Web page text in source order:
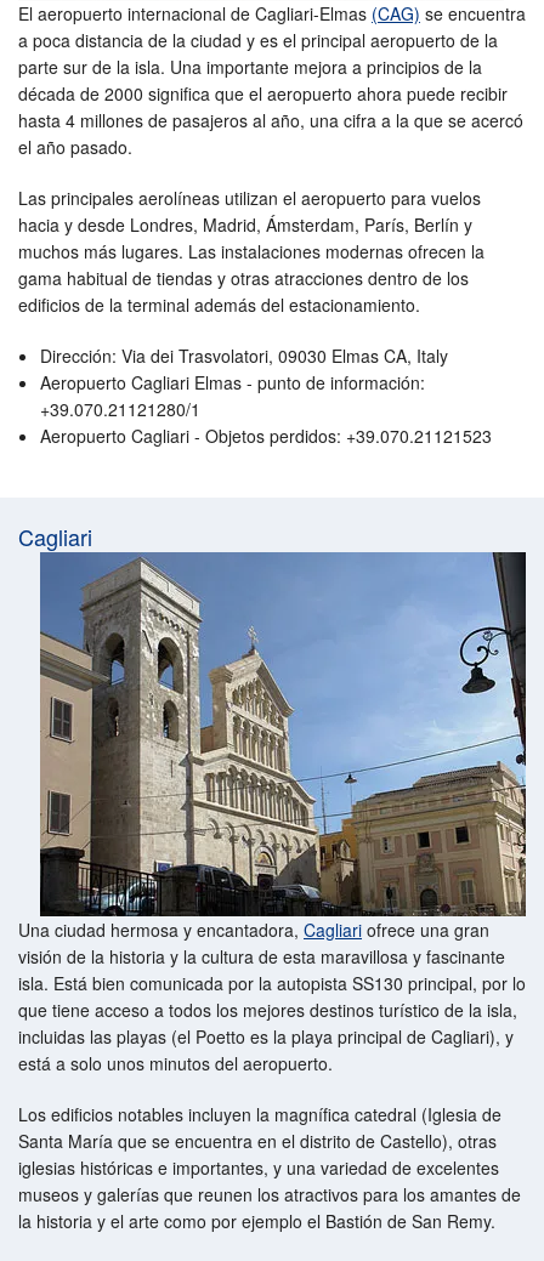
El aeropuerto internacional de Cagliari-Elmas (CAG) se encuentra
a poca distancia de la ciudad y es el principal aeropuerto de la
parte sur de la isla. Una importante mejora a principios de la
década de 2000 significa que el aeropuerto ahora puede recibir
hasta 4 millones de pasajeros al año, una cifra a la que se acercó
el año pasado.
Las principales aerolíneas utilizan el aeropuerto para vuelos
hacia y desde Londres, Madrid, Ámsterdam, París, Berlín y
muchos más lugares. Las instalaciones modernas ofrecen la
gama habitual de tiendas y otras atracciones dentro de los
edificios de la terminal además del estacionamiento.
Dirección: Via dei Trasvolatori, 09030 Elmas CA, Italy
Aeropuerto Cagliari Elmas - punto de información:
+39.070.21121280/1
Aeropuerto Cagliari - Objetos perdidos: +39.070.21121523
Cagliari
Una ciudad hermosa y encantadora, Cagliari ofrece una gran
visión de la historia y la cultura de esta maravillosa y fascinante
isla. Está bien comunicada por la autopista SS130 principal, por lo
que tiene acceso a todos los mejores destinos turístico de la isla,
incluidas las playas (el Poetto es la playa principal de Cagliari), y
está a solo unos minutos del aeropuerto.
Los edificios notables incluyen la magnífica catedral (Iglesia de
Santa María que se encuentra en el distrito de Castello), otras
iglesias históricas e importantes, y una variedad de excelentes
museos y galerías que reunen los atractivos para los amantes de
la historia y el arte como por ejemplo el Bastión de San Remy.